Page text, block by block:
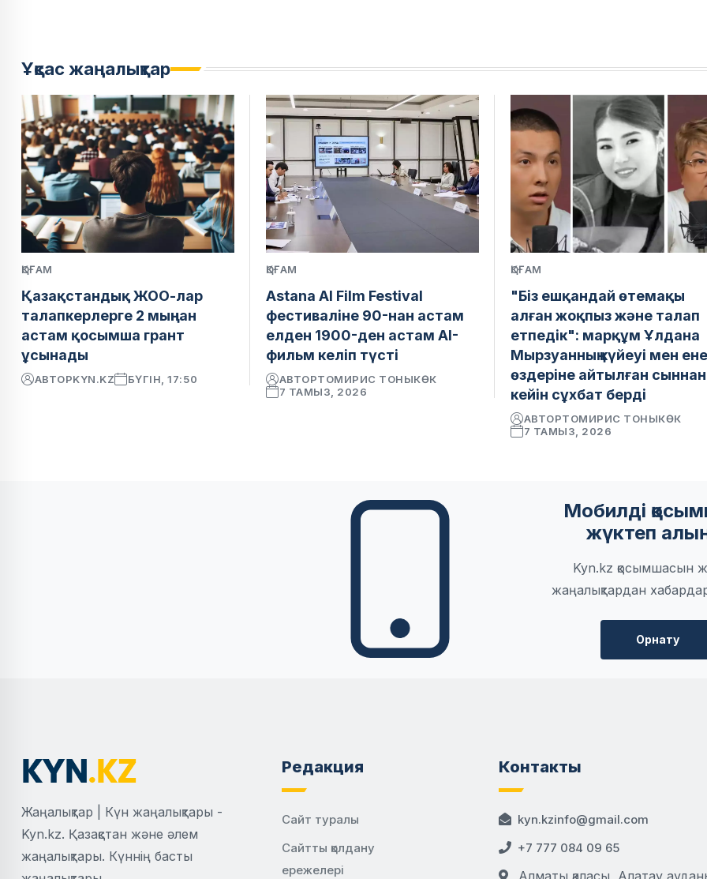
Ұқсас жаңалықтар
ҚОҒАМ
Қазақстандық ЖОО-лар
талапкерлерге 2 мыңнан
астам қосымша грант
ұсынады
АВТОРKYN.KZ БҮГІН, 17:50
ҚОҒАМ
Astana AI Film Festival
фестиваліне 90-нан астам
елден 1900-ден астам AI-
фильм келіп түсті
АВТОРТОМИРИС ТОНЫКӨК
7 ТАМЫЗ, 2026
ҚОҒАМ
"Біз ешқандай өтемақы
алған жоқпыз және талап
етпедік": марқұм Ұлдана
Мырзуанның күйеуі мен
өздеріне айтылған сыннан
кейін сұхбат берді
АВТОРТОМИРИС ТОНЫКӨК
7 ТАМЫЗ, 2026
Мобилді
жүктеп
Kyn.kz қосымшасын
жаңалықтардан
Орнату
Жаңалықтар | Күн жаңалықтары -
Kyn.kz. Қазақстан және әлем
жаңалықтары. Күннің басты
Редакция
Сайт туралы
Сайтты қолдану
ережелері
Контакты
kyn.kzinfo@gmail.com
+7 777 084 09 65